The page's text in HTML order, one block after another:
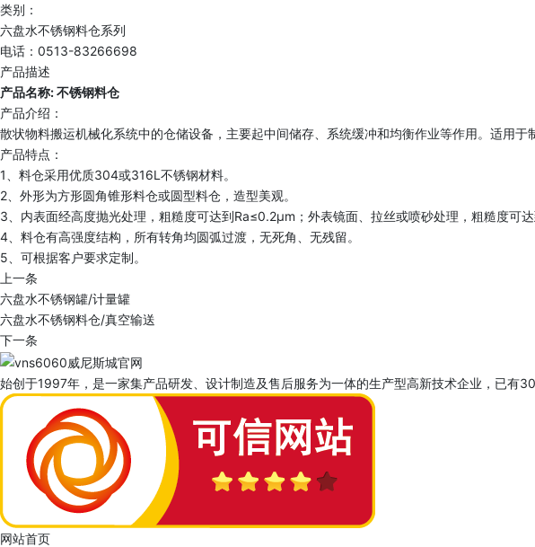
类别：
六盘水不锈钢料仓系列
电话：0513-83266698
产品描述
产品名称: 不锈钢料仓
产品介绍：
散状物料搬运机械化系统中的仓储设备，主要起中间储存、系统缓冲和均衡作业等作用。适用于
产品特点：
1、料仓采用优质304或316L不锈钢材料。
2、外形为方形圆角锥形料仓或圆型料仓，造型美观。
3、内表面经高度抛光处理，粗糙度可达到Ra≤0.2μm；外表镜面、拉丝或喷砂处理，粗糙度可达
4、料仓有高强度结构，所有转角均圆弧过渡，无死角、无残留。
5、可根据客户要求定制。
上一条
六盘水不锈钢罐/计量罐
六盘水不锈钢料仓/真空输送
下一条
始创于1997年，是一家集产品研发、设计制造及售后服务为一体的生产型高新技术企业，已有
网站首页